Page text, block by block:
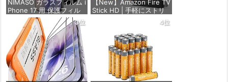
NIMASO ガラスフィルム i
Phone 17 用 保護フィル
ム 強化ガラス 耐衝撃 高
透過率 指紋防止 貼りやす
い ガイド枠付き | いPhon
e17 (6.3インチ) 対応 2枚
セット DSP25F1698
価格：¥1,599
【New】Amazon Fire TV
Stick HD | 手軽にストリ
ストリーミングメディア
プレイヤー
価格：¥4,980
3位 4位